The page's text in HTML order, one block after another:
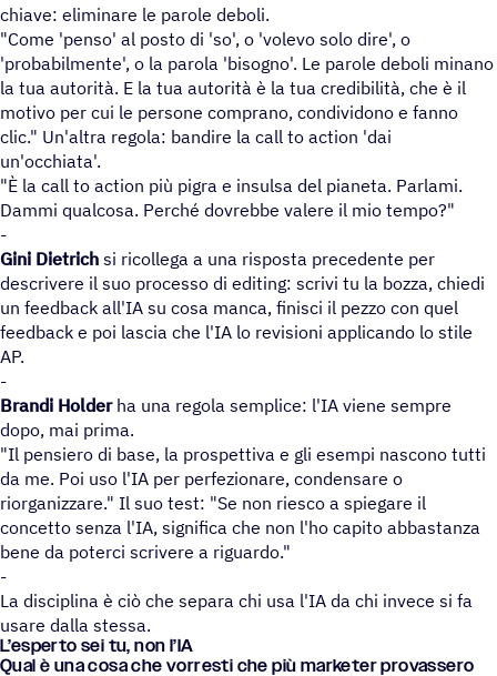
chiave: eliminare le parole deboli.
"Come 'penso' al posto di 'so', o 'volevo solo dire', o
'probabilmente', o la parola 'bisogno'. Le parole deboli minano
la tua autorità. E la tua autorità è la tua credibilità, che è il
motivo per cui le persone comprano, condividono e fanno
clic." Un'altra regola: bandire la call to action 'dai
un'occhiata'.
"È la call to action più pigra e insulsa del pianeta. Parlami.
Dammi qualcosa. Perché dovrebbe valere il mio tempo?"
-
Gini Dietrich si ricollega a una risposta precedente per
descrivere il suo processo di editing: scrivi tu la bozza, chiedi
un feedback all'IA su cosa manca, finisci il pezzo con quel
feedback e poi lascia che l'IA lo revisioni applicando lo stile
AP.
-
Brandi Holderha una regola semplice: l'IA viene sempre
dopo, mai prima.
"Il pensiero di base, la prospettiva e gli esempi nascono tutti
da me. Poi uso l'IA per perfezionare, condensare o
riorganizzare." Il suo test: "Se non riesco a spiegare il
concetto senza l'IA, significa che non l'ho capito abbastanza
bene da poterci scrivere a riguardo."
-
La disciplina è ciò che separa chi usa l'IA da chi invece si fa
usare dalla stessa.
L’esperto sei tu, non l’IA
Qual è una cosa che vorre­sti che più marke­ter provas­sero